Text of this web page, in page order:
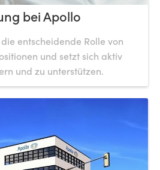
bei Apollo
entscheidende Rolle von
und setzt sich aktiv
und zu unterstützen.